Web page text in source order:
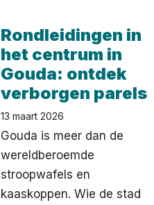
Rondleidingen in
het centrum in
Gouda: ontdek
verborgen parels
13 maart 2026
Gouda is meer dan de
wereldberoemde
stroopwafels en
kaaskoppen. Wie de stad